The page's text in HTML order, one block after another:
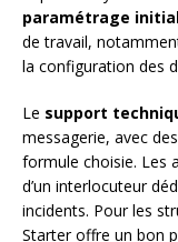
paramétrage
de travail,
la configuration des
Le support
messagerie, avec
formule choisie. Les
d’un interlocuteur
incidents. Pour les
Starter offre un bon